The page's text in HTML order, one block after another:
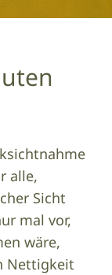
alle,
Sicht
mal vor,
wäre,
Nettigkeit